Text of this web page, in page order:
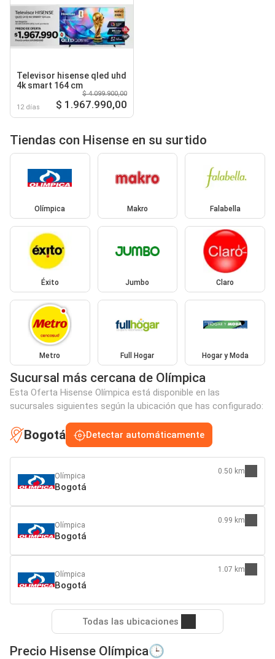
Televisor hisense qled uhd
4k smart 164 cm
12 días
$ 4.099.900,00
$ 1.967.990,00
Tiendas con Hisense en su surtido
Olímpica Makro Falabella
Éxito Jumbo Claro
Metro Full Hogar Hogar y Moda
Sucursal más cercana de Olímpica
Esta Oferta Hisense Olímpica está disponible en las
sucursales siguientes según la ubicación que has configurado:
Bogotá Detectar automáticamente
Olímpica
Bogotá
0.50 km
Olímpica
Bogotá
0.99 km
Olímpica
Bogotá
1.07 km
Todas las ubicaciones
Precio Hisense Olímpica🕒